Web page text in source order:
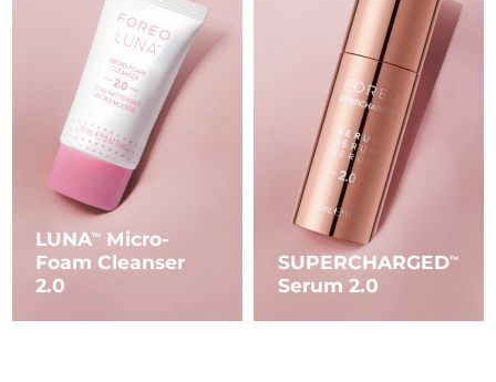
LUNATM
Micro-
Foam Cleanser
2.0
SUPERCHARGEDTM
Serum 2.0
波多黎各 预计送达日期 8/12/26
卡塔尔 预计送达日期8/11/26
留尼汪 预计送达日期 8/15/26
罗马尼亚 预计送达日期
俄罗斯 预计送达日期